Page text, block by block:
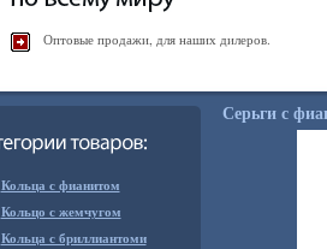
Оптовые продажи, для наших дилеров.
Кольца с фианитом
Кольцо с жемчугом
Кольца с бриллиантоми
Серьги с